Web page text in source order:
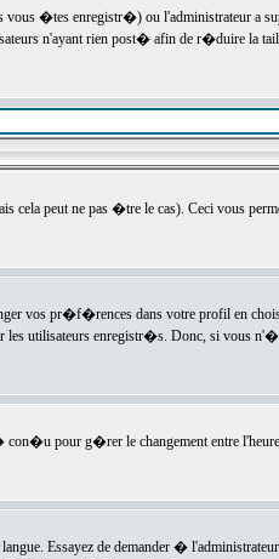
�tes enregistr�) ou l'administrateur a
n'ayant rien post� afin de r�duire la
cela peut ne pas �tre le cas). Ceci vous
vos pr�f�rences dans votre profil en
les utilisateurs enregistr�s. Donc, si vous
pour g�rer le changement entre
Essayez de demander �